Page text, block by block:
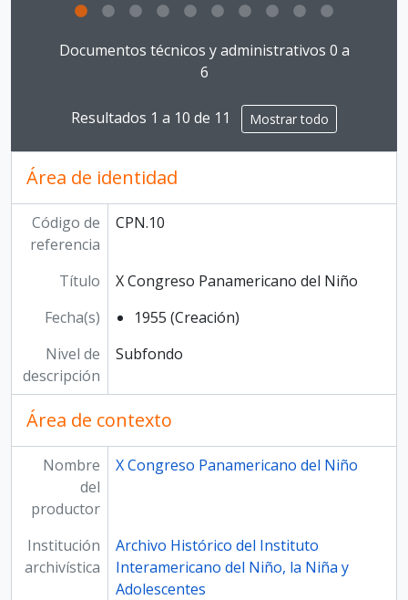
Documentos técnicos y administrativos 0 a
6
Resultados 1 a 10 de 11 Mostrar todo
Área de identidad
Código de
referencia
CPN.10
Título
X Congreso Panamericano del Niño
Fecha(s)
1955 (Creación)
Nivel de
descripción
Subfondo
Área de contexto
Nombre
del
productor
X Congreso Panamericano del Niño
Institución
archivística
Archivo Histórico del Instituto
Interamericano del Niño, la Niña y
Adolescentes